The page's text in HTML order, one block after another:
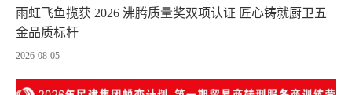
雨虹飞鱼揽获 2026 沸腾质量奖双项认证 匠心铸就厨卫五
金品质标杆
2026-08-05